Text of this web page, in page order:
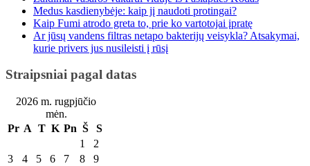
Medus kasdienybėje: kaip jį naudoti protingai?
Kaip Fumi atrodo greta to, prie ko vartotojai įpratę
Ar jūsų vandens filtras netapo bakterijų veisykla? Atsakymai,
kurie privers jus nusileisti į rūsį
Straipsniai pagal datas
2026 m. rugpjūčio
mėn.
Pr A T K Pn Š
S
1
2
3
4 5 6 7 8
9